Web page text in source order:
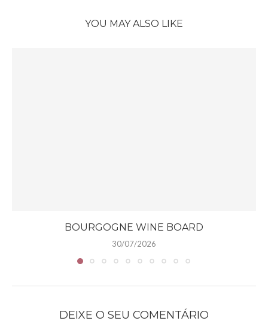
YOU MAY ALSO LIKE
BOURGOGNE WINE BOARD
30/07/2026
DEIXE O SEU COMENTÁRIO